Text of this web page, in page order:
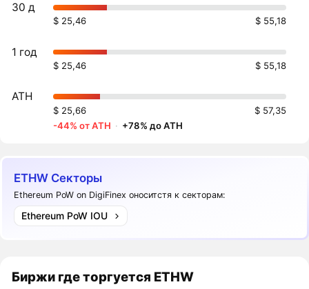
30 д
$ 25,46 $ 55,18
1 год
$ 25,46 $ 55,18
ATH
$ 25,66
$ 57,35
-44% от ATH · +78% до ATH
ETHW Секторы
Ethereum PoW on DigiFinex оноситстя к секторам:
Ethereum PoW IOU
Биржи где торгуется ETHW